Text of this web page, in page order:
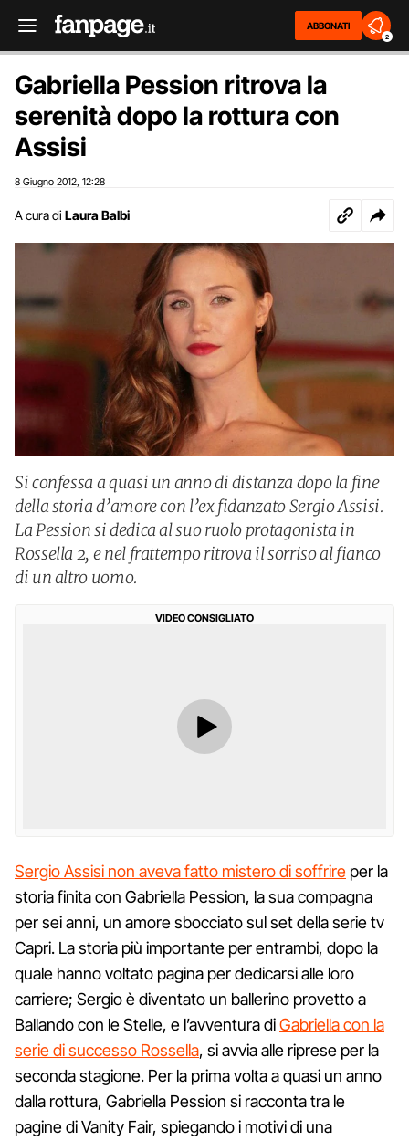
ABBONATI
2
Gabriella Pession ritrova la
serenità dopo la rottura con
Assisi
8 Giugno 2012 12:28
A cura di Laura Balbi
Si confessa a quasi un anno di distanza dopo la fine
della storia d’amore con l’ex fidanzato Sergio Assisi.
La Pession si dedica al suo ruolo protagonista in
Rossella 2, e nel frattempo ritrova il sorriso al fianco
di un altro uomo.
VIDEO CONSIGLIATO
Sergio Assisi non aveva fatto mistero di soffrire per la
storia finita con Gabriella Pession, la sua compagna
per sei anni, un amore sbocciato sul set della serie tv
Capri. La storia più importante per entrambi, dopo la
quale hanno voltato pagina per dedicarsi alle loro
carriere; Sergio è diventato un ballerino provetto a
Ballando con le Stelle, e l’avventura diGabriella con la
serie di successo Rossella, si avvia alle riprese per la
seconda stagione. Per la prima volta a quasi un anno
dalla rottura, Gabriella Pession si racconta tra le
pagine di Vanity Fair, spiegando i motivi di una